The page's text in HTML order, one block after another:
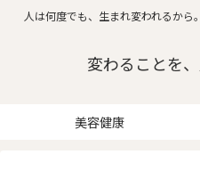
人は何度でも、生まれ変われるから
変わることを
美容健康